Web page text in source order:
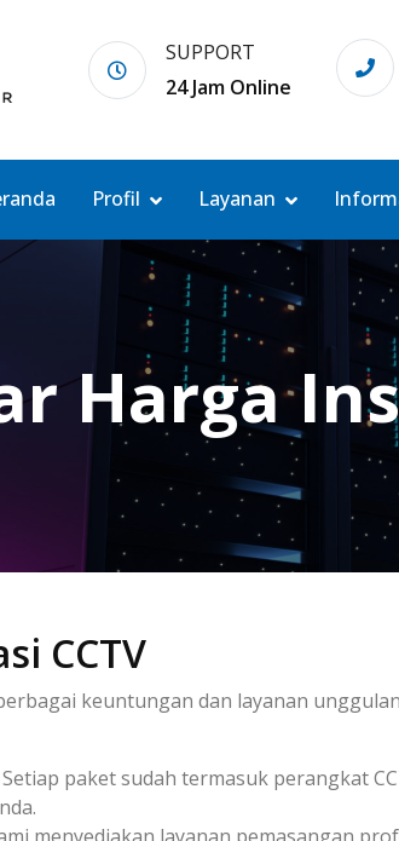
SUPPORT
24 Jam Online
Profil Layanan
Harga
CCTV
keuntungan dan layanan
Setiap paket sudah termasuk perangkat